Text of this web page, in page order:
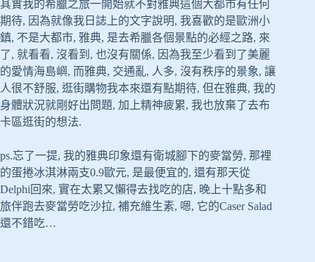
其實我的希臘之旅一開始就不對雅典這個大都市有任何
期待, 因為就像我日誌上的文字說明, 我喜歡的是歐洲小
鎮, 不是大都市, 雅典, 是去希臘各個景點的必經之路, 來
了, 就看看, 沒看到, 也沒有關係, 因為我至少看到了美麗
的愛情海島嶼, 而雅典, 交通亂, 人多, 沒有秩序的景象, 讓
人很不舒服, 逛街購物我本來還有點期待, 但在雅典, 我的
身體狀況就剛好出問題, 加上精神疲累, 我也放棄了去布
卡區逛街的想法.
ps.忘了一提, 我的雅典印象還有衛城腳下的麥當勞, 那裡
的蛋捲冰淇淋兩支0.9歐元, 是最便宜的, 還有那天從
Delphi回來, 實在太累又懶得去找吃的店, 晚上十點多和
旅伴跑去麥當勞吃沙拉, 補充維生素, 嗯, 它的Caser Salad
還不錯吃…